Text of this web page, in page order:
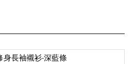
身長袖襯衫‧深藍條